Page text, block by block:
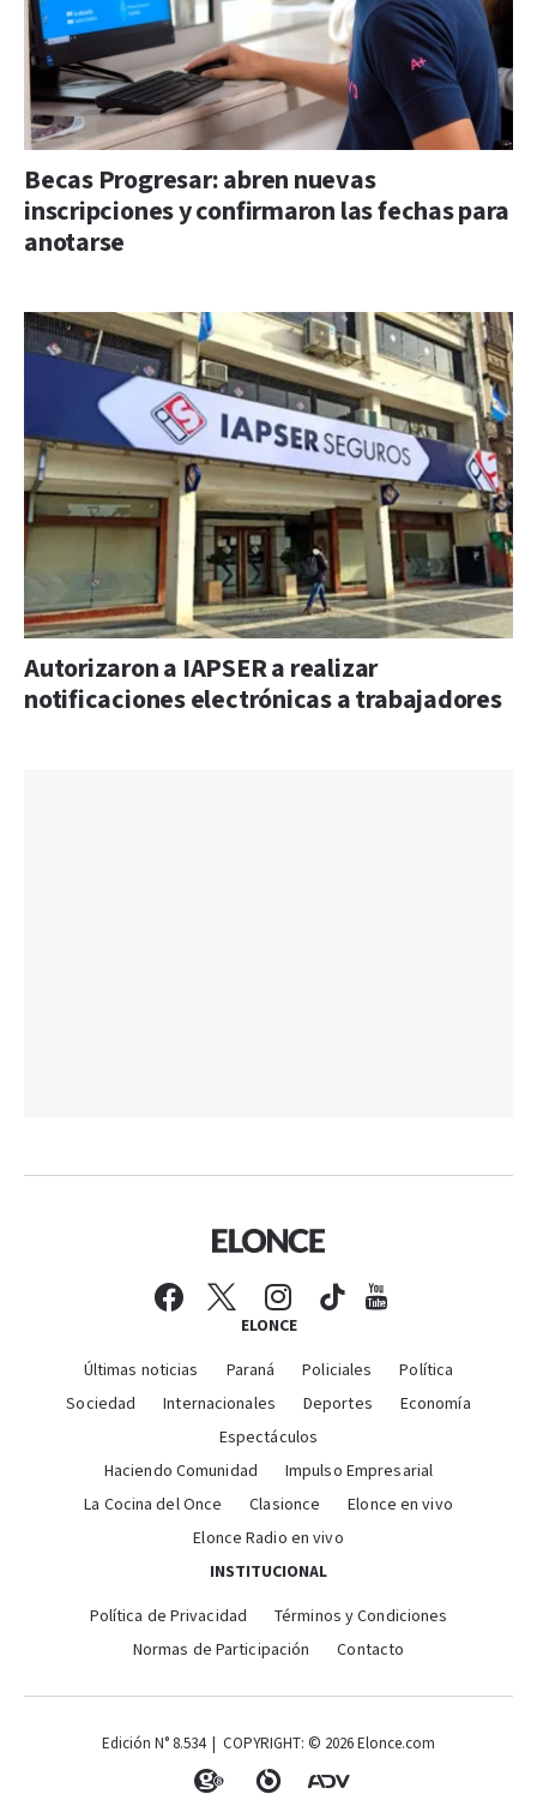
Becas Progresar: abren nuevas
inscripciones y confirmaron las fechas para
anotarse
Autorizaron a IAPSER a realizar
notificaciones electrónicas a trabajadores
ELONCE
Últimas noticias Paraná Policiales
Política
Sociedad
Internacionales Deportes
Economía
Espectáculos
Haciendo Comunidad
Impulso Empresarial
La Cocina del Once
Clasionce
Elonce en vivo
Elonce Radio en vivo
INSTITUCIONAL
Política de Privacidad
Términos y Condiciones
Normas de Participación
Contacto
Edición N° 8.534 | COPYRIGHT: © 2026 Elonce.com